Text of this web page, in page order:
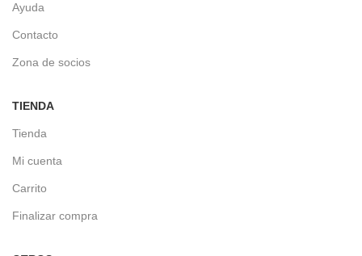
Ayuda
Contacto
Zona de socios
TIENDA
Tienda
Mi cuenta
Carrito
Finalizar compra